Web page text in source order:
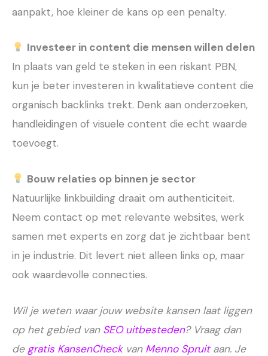
aanpakt, hoe kleiner de kans op een penalty.
Investeer in content die mensen willen delen
In plaats van geld te steken in een riskant PBN,
kun je beter investeren in kwalitatieve content die
organisch backlinks trekt. Denk aan onderzoeken,
handleidingen of visuele content die echt waarde
toevoegt.
Bouw relaties op binnen je sector
Natuurlijke linkbuilding draait om authenticiteit.
Neem contact op met relevante websites, werk
samen met experts en zorg dat je zichtbaar bent
in je industrie. Dit levert niet alleen links op, maar
ook waardevolle connecties.
Wil je weten waar jouw website kansen laat liggen
op het gebied van SEO uitbesteden? Vraag dan
de gratis KansenCheckvan Menno Spruitaan. Je